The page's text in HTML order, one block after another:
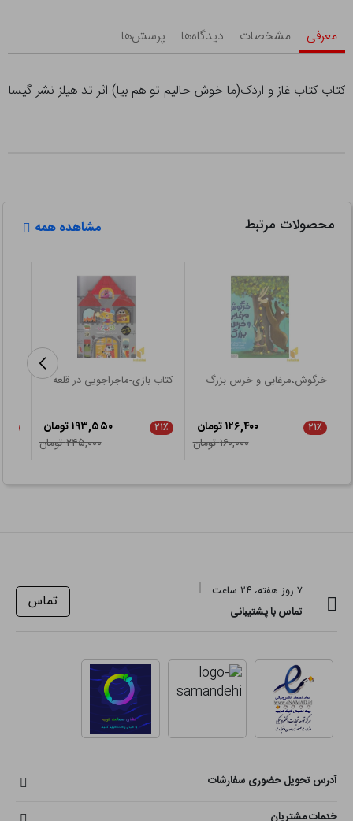
معرفی مشخصات دیدگاه‌ها پرسش‌ها
کتاب کتاب غاز و اردک(ما خوش حالیم تو هم بیا) اثر تد هیلز نشر گیسا
محصولات مرتبط مشاهده همه
خرگوش،مرغابی و خرس بزرگ
۲۱٪
۱۲۶,۴۰۰ تومان
۱۶۰,۰۰۰ تومان
کتاب بازی-ماجراجویی در قلعه
۲۱٪
۱۹۳,۵۵۰ تومان
۲۴۵,۰۰۰ تومان
۷ روز هفته، ۲۴ ساعت
تماس با پشتیبانی
تماس
آدرس تحویل حضوری سفارشات
خدمات مشتریان